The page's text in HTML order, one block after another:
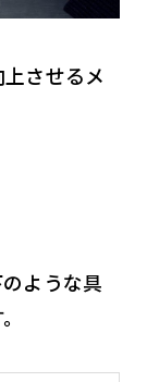
させるメ
ような具